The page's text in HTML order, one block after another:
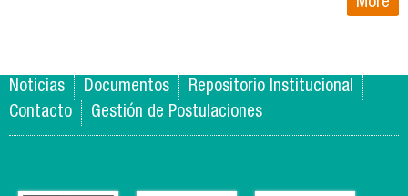
Noticias Documentos
Repositorio Institucional
Contacto
Gestión de Postulaciones